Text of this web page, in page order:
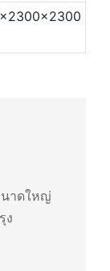
นาดใหญ่
ง